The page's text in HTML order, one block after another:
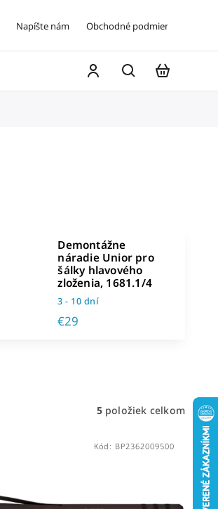
Napíšte nám Obchodné podmienky
Demontážne
náradie Unior pro
šálky hlavového
zloženia, 1681.1/4
3 - 10 dní
€29
5položiek celkom
Kód: BP2362009500